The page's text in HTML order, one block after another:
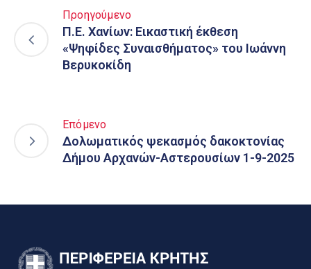
Προηγούμενο
Π.Ε. Χανίων: Εικαστική έκθεση
«Ψηφίδες Συναισθήματος» του Ιωάννη
Βερυκοκίδη
Επόμενο
Δολωματικός ψεκασμός δακοκτονίας
Δήμου Αρχανών-Αστερουσίων 1-9-2025